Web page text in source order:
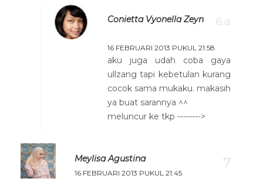
Conietta Vyonella Zeyn
16 FEBRUARI 2013 PUKUL 21.58
aku juga udah coba gaya
ullzang tapi kebetulan kurang
cocok sama mukaku. makasih
ya buat sarannya ^^
meluncur ke tkp -------->
Meylisa Agustina
16 FEBRUARI 2013 PUKUL 21.45